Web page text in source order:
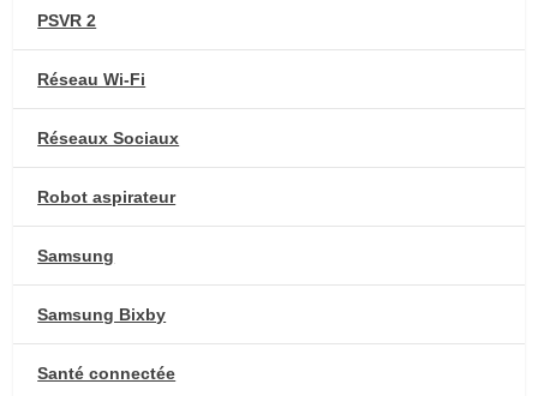
PSVR 2
Réseau Wi-Fi
Réseaux Sociaux
Robot aspirateur
Samsung
Samsung Bixby
Santé connectée